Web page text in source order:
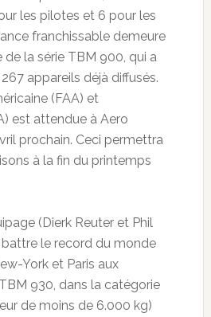
les pilotes et 6 pour les
franchissable demeure
la série TBM 900, qui a
appareils déjà diffusés.
(FAA) et
est attendue à Aero
prochain. Ceci permettra
à la fin du printemps
(Dierk Reuter et Phil
le record du monde
York et Paris aux
930, dans la catégorie
de moins de 6.000 kg)